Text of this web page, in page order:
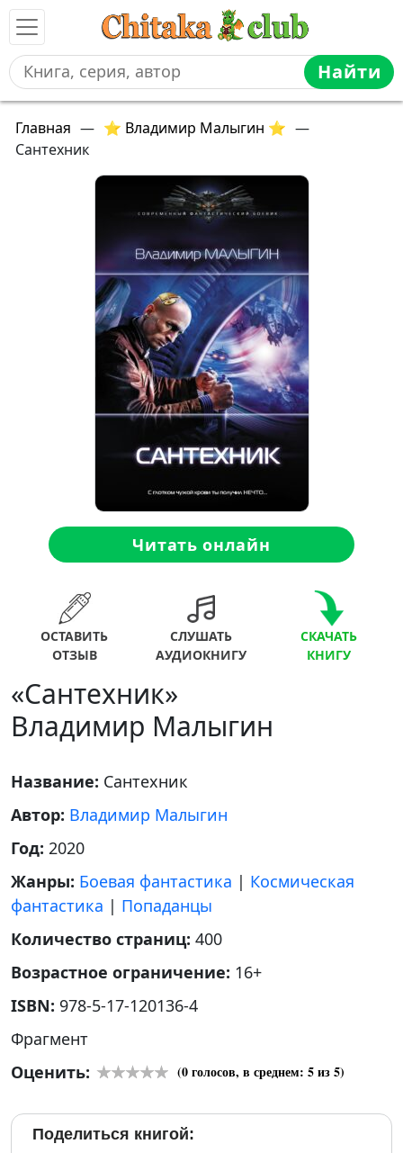
Найти
Главная — ⭐ Владимир Малыгин ⭐ —
Сантехник
Читать онлайн
ОСТАВИТЬ
ОТЗЫВ
СЛУШАТЬ
АУДИОКНИГУ
СКАЧАТЬ
КНИГУ
«Сантехник»
Владимир Малыгин
Название: Сантехник
Автор: Владимир Малыгин
Год: 2020
Жанры: Боевая фантастика | Космическая
фантастика | Попаданцы
Количество страниц: 400
Возрастное ограничение: 16+
ISBN: 978-5-17-120136-4
Фрагмент
Оценить:
(0голосов, в среднем: 5из 5)
Поделиться книгой: